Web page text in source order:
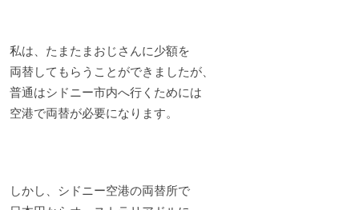
私は、たまたまおじさんに少額を
両替してもらうことができましたが、
普通はシドニー市内へ行くためには
空港で両替が必要になります。
しかし、シドニー空港の両替所で